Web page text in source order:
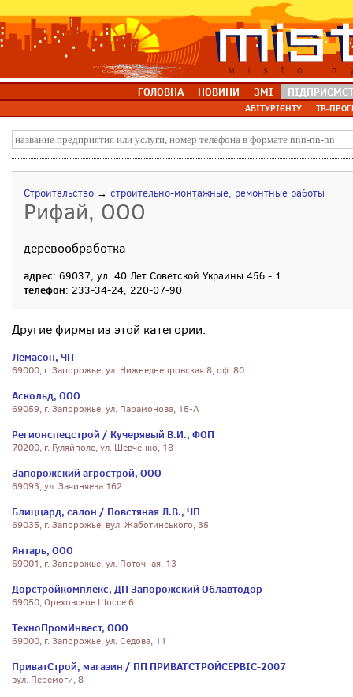
ГОЛОВНА НОВИНИ ЗМІ
АБІТУРІЄНТУ ТВ-
Строительство → строительно-монтажные, ремонтные работы
Рифай, ООО
деревообработка
адрес: 69037, ул. 40 Лет Советской Украины 45б - 1
телефон: 233-34-24, 220-07-90
Другие фирмы из этой категории:
Лемасон, ЧП
69000, г. Запорожье, ул. Нижнеднепровская 8, оф. 80
Аскольд, ООО
69059, г. Запорожье, ул. Парамонова, 15-А
Регионспецстрой / Кучерявый В.И., ФОП
70200, г. Гуляйполе, ул. Шевченко, 18
Запорожский агрострой, ООО
69093, ул. Зачиняева 162
Блиццард, салон / Повстяная Л.В., ЧП
69035, г. Запорожье, вул. Жаботинського, 35
Янтарь, ООО
69001, г. Запорожье, ул. Поточная, 13
Дорстройкомплекс, ДП Запорожский Облавтодор
69050, Ореховское Шоссе 6
ТехноПромИнвест, ООО
69000, г. Запорожье, ул. Седова, 11
ПриватСтрой, магазин / ПП ПРИВАТСТРОЙСЕРВІС-2007
вул. Перемоги, 8